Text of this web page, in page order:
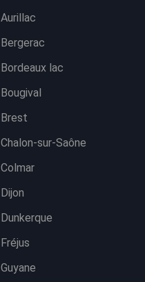
Aurillac
Bergerac
Bordeaux lac
Bougival
Brest
Chalon-sur-Saône
Colmar
Dijon
Dunkerque
Fréjus
Guyane